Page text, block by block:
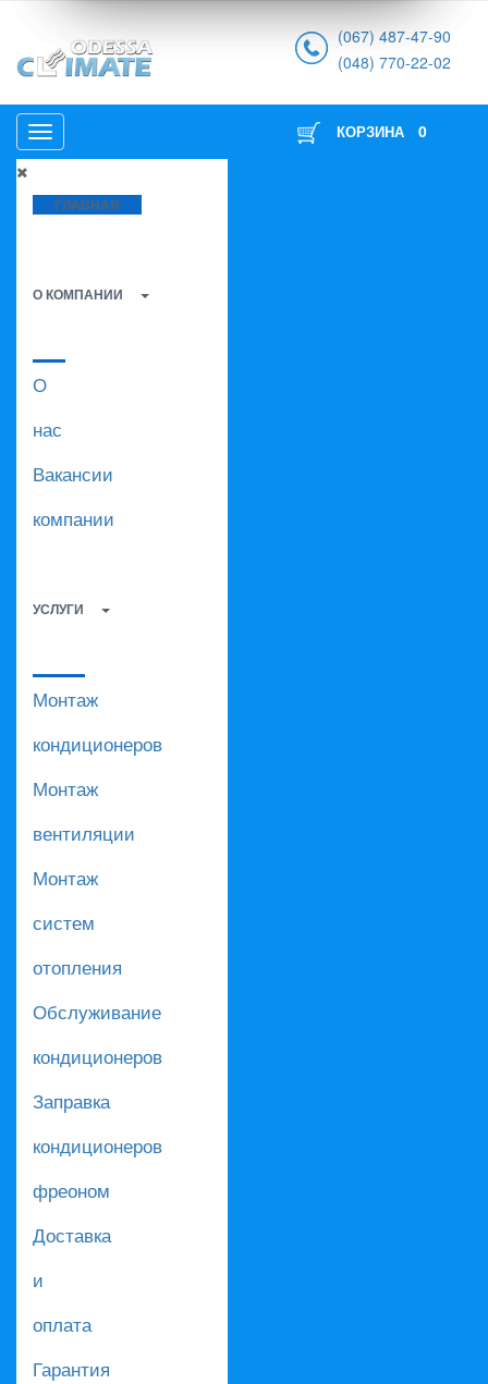
(067) 487-47-90
(048) 770-22-02
ГЛАВНАЯ
О КОМПАНИИ
О
нас
Вакансии
компании
УСЛУГИ
Монтаж
кондиционеров
Монтаж
вентиляции
Монтаж
систем
отопления
Обслуживание
кондиционеров
Заправка
кондиционеров
фреоном
Доставка
и
оплата
Гарантия
КОРЗИНА 0